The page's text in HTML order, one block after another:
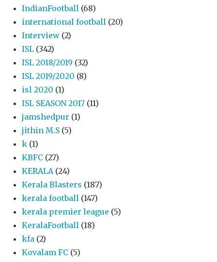
IndianFootball (68)
international football (20)
Interview (2)
ISL (342)
ISL 2018/2019 (32)
ISL 2019/2020 (8)
isl 2020 (1)
ISL SEASON 2017 (11)
jamshedpur (1)
jithin M.S (5)
k (1)
KBFC (27)
KERALA (24)
Kerala Blasters (187)
kerala football (147)
kerala premier league (5)
KeralaFootball (18)
kfa (2)
Kovalam FC (5)